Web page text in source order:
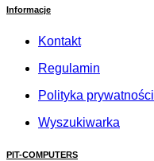
Informacje
Kontakt
Regulamin
Polityka prywatności
Wyszukiwarka
PIT-COMPUTERS